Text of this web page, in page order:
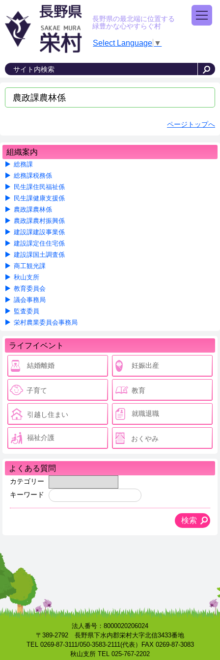
長野県の最北端に位置する
緑豊かな心やすらぐ村
Select Language ▼
農政課農林係
ページトップへ
組織案内
総務課
総務課税務係
民生課住民福祉係
民生課健康支援係
農政課農林係
農政課農村振興係
建設課建設事業係
建設課定住住宅係
建設課国土調査係
商工観光課
秋山支所
教育委員会
議会事務局
監査委員
栄村農業委員会事務局
ライフイベント
結婚離婚 妊娠出産
子育て 教育
引越し住まい 就職退職
福祉介護 おくやみ
よくある質問
カテゴリー
キーワード
法人番号：8000020206024
〒389-2792 長野県下水内郡栄村大字北信3433番地
TEL 0269-87-3111/050-3583-2111(代表）FAX 0269-87-3083
秋山支所 TEL 025-767-2202